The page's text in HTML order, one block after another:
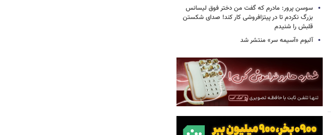
سوسن پرور: مادرم که گفت من دختر فوق‌ لیسانس
بزرگ نکردم تا در پیتزافروشی کار کند! صدای شکستن
قلبش را شنیدم
آلبوم «آسیمه سر» منتشر شد